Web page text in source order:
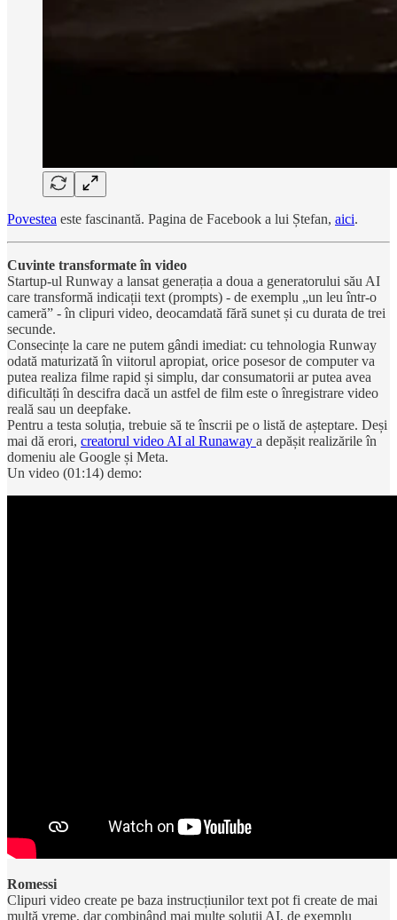
Povestea este fascinantă. Pagina de Facebook a lui Ștefan, aici.
Cuvinte transformate în video
Startup-ul Runway a lansat generația a doua a generatorului său AI
care transformă indicații text (prompts) - de exemplu „un leu într-o
cameră” - în clipuri video, deocamdată fără sunet și cu durata de trei
secunde.
Consecințe la care ne putem gândi imediat: cu tehnologia Runway
odată maturizată în viitorul apropiat, orice posesor de computer va
putea realiza filme rapid și simplu, dar consumatorii ar putea avea
dificultăți în descifra dacă un astfel de film este o înregistrare video
reală sau un deepfake.
Pentru a testa soluția, trebuie să te înscrii pe o listă de așteptare. Deși
mai dă erori, creatorul video AI al Runaway a depășit realizările în
domeniu ale Google și Meta.
Un video (01:14) demo:
Romessi
Clipuri video create pe baza instrucțiunilor text pot fi create de mai
multă vreme, dar combinând mai multe soluții AI, de exemplu